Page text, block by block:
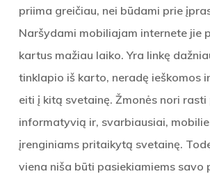
priima greičiau, nei būdami prie
Naršydami mobiliajam internete jie
kartus mažiau laiko. Yra linkę
tinklapio iš karto, neradę ieškomos
eiti į kitą svetainę. Žmonės nori
informatyvią ir, svarbiausiai,
įrenginiams pritaikytą svetainę.
viena niša būti pasiekiamiems savo